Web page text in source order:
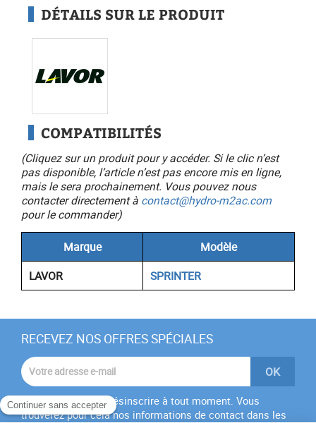
DÉTAILS SUR LE PRODUIT
COMPATIBILITÉS
(Cliquez sur un produit pour y accéder. Si le clic n’est
pas disponible, l’article n’est pas encore mis en ligne,
mais le sera prochainement. Vous pouvez nous
contacter directement à contact@hydro-m2ac.com
pour le commander)
Marque
Modèle
LAVOR
SPRINTER
RECEVEZ NOS OFFRES SPÉCIALES
Vous pouvez vous désinscrire à tout moment. Vous
trouverez pour cela nos informations de contact dans les